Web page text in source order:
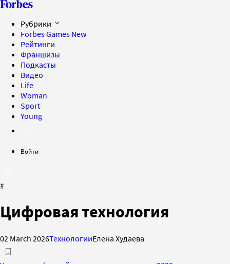
Рубрики
Forbes Games New
Рейтинги
Франшизы
Подкасты
Видео
Life
Woman
Sport
Young
Войти
#
Цифровая технология
02 March 2026ТехнологииЕлена Худаева